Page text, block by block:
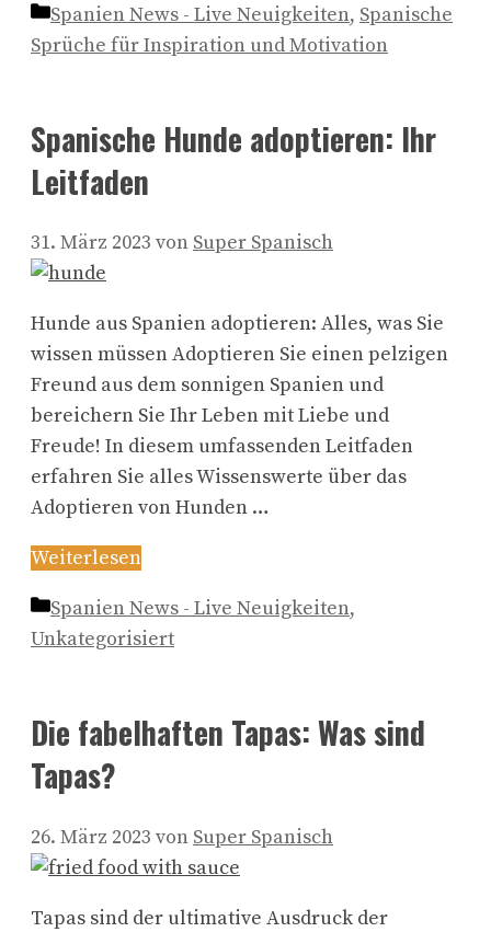
Kategorien
Spanien News - Live Neuigkeiten, Spanische
Sprüche für Inspiration und Motivation
Spanische Hunde adoptieren: Ihr
Leitfaden
31. März 2023 von Super Spanisch
Hunde aus Spanien adoptieren: Alles, was Sie
wissen müssen Adoptieren Sie einen pelzigen
Freund aus dem sonnigen Spanien und
bereichern Sie Ihr Leben mit Liebe und
Freude! In diesem umfassenden Leitfaden
erfahren Sie alles Wissenswerte über das
Adoptieren von Hunden …
Weiterlesen
Kategorien
Spanien News - Live Neuigkeiten,
Unkategorisiert
Die fabelhaften Tapas: Was sind
Tapas?
26. März 2023 von Super Spanisch
Tapas sind der ultimative Ausdruck der